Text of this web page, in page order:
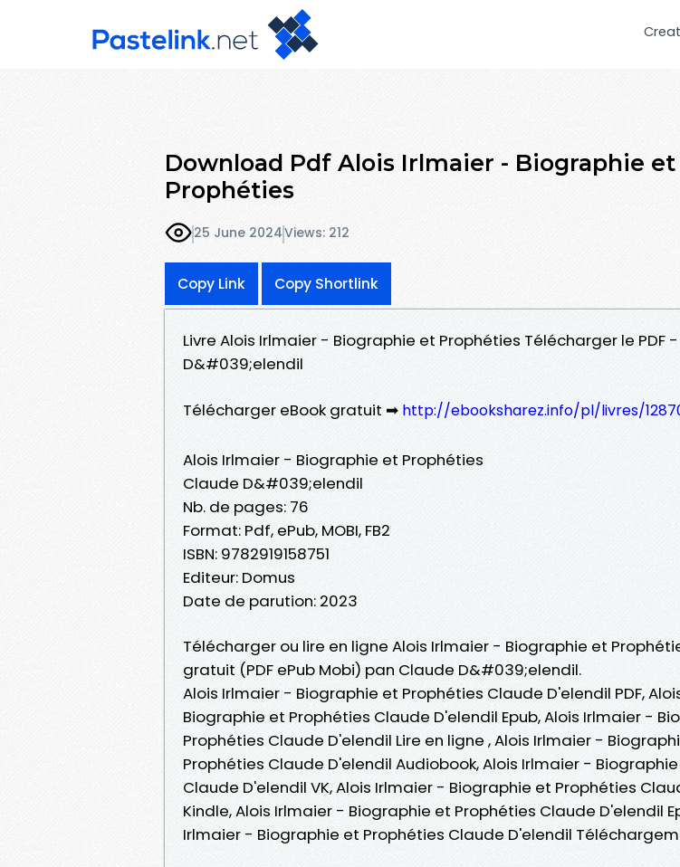
Download Pdf Alois Irlmaier - Biographie et
Prophéties
25 June 2024Views: 212
Copy Link Copy Shortlink
Livre Alois Irlmaier - Biographie et Prophéties Télécharger le PDF
D&#039;elendil
Télécharger eBook gratuit ➡ http://ebooksharez.info/pl/livres/
Alois Irlmaier - Biographie et Prophéties
Claude D&#039;elendil
Nb. de pages: 76
Format: Pdf, ePub, MOBI, FB2
ISBN: 9782919158751
Editeur: Domus
Date de parution: 2023
Télécharger ou lire en ligne Alois Irlmaier - Biographie et
gratuit (PDF ePub Mobi) pan Claude D&#039;elendil.
Alois Irlmaier - Biographie et Prophéties Claude D'elendil PDF,
Biographie et Prophéties Claude D'elendil Epub, Alois Irlmaier -
Prophéties Claude D'elendil Lire en ligne , Alois Irlmaier -
Prophéties Claude D'elendil Audiobook, Alois Irlmaier -
Claude D'elendil VK, Alois Irlmaier - Biographie et Prophéties
Kindle, Alois Irlmaier - Biographie et Prophéties Claude D'elendil
Irlmaier - Biographie et Prophéties Claude D'elendil